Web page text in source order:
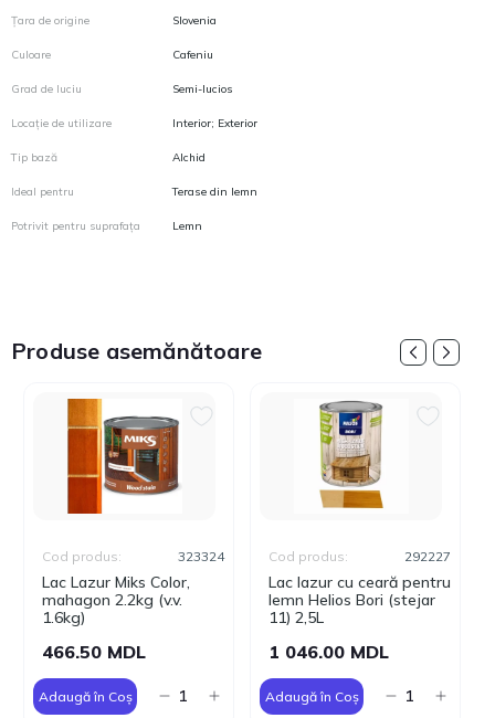
Țara de origine Slovenia
Culoare Cafeniu
Grad de luciu Semi-lucios
Locație de utilizare Interior; Exterior
Tip bază Alchid
Ideal pentru Terase din lemn
Potrivit pentru suprafața Lemn
Produse asemănătoare
Lac Lazur Miks Color,
mahagon 2.2kg (v.v.
1.6kg)
Cod produs: 323324
466.50 MDL
Adaugă în Coș
Lac lazur cu ceară pentru
lemn Helios Bori (stejar
11) 2,5L
Cod produs: 292227
1 046.00 MDL
Adaugă în Coș